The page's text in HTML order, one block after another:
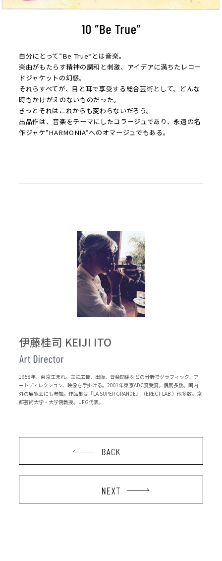
自分にとって”Be True“とは音楽。
楽曲がもたらす精神の調和と刺激、アイデアに満ちたレコー
ドジャケットの幻惑。
それらすべてが、目と耳で享受する総合芸術として、どんな
時もかけがえのないものだった。
きっとそれはこれからも変わらないだろう。
出品作は、音楽をテーマにしたコラージュであり、永遠の名
作ジャケ”HARMONIA”へのオマージュでもある。
伊藤桂司 KEIJI ITO
1958年、東京生まれ。主に広告、出版、音楽関係などの分野でグラフィック、ア
ートディレクション、映像を手掛ける。2001年東京ADC賞受賞。個展多数。国内
外の展覧会にも参加。作品集は『LA SUPER GRANDE』（ERECT LAB.）他多数。京
都芸術大学・大学院教授。UFG代表。